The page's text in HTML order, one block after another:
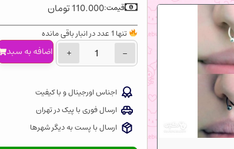
قیمت:110.000تومان
تنها 1 عدد در انبار باقی مانده
−
+ اضافه‌ به سبد
اجناس اورجینال و با کیفیت
ارسال فوری با پیک در تهران
ارسال با پست به دیگر شهرها